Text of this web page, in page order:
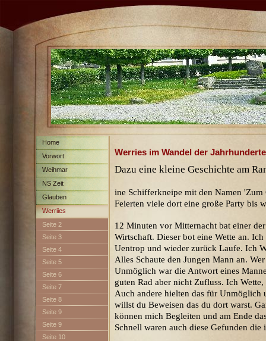
Home
Vorwort
Weihmar
NS Zeit
Glauben
Werriies
Seite 2
Seite 3
Seite 4
Seite 5
Seite 6
Seite 7
Seite 8
Seite 9
Seite 9
Seite 10
Werries im Wandel der
Dazu eine kleine Geschichte am
ine Schifferkneipe mit den Namen
Feierten viele dort eine große Party bis
12 Minuten vor Mitternacht bat einer
Wirtschaft. Dieser bot eine Wette an.
Uentrop und wieder zurück Laufe. Ich
Alles Schaute den Jungen Mann an.
Unmöglich war die Antwort eines
guten Rad aber nicht Zufluss. Ich
Auch andere hielten das für Unmöglich
willst du Beweisen das du dort warst.
können mich Begleiten und am Ende
Schnell waren auch diese Gefunden